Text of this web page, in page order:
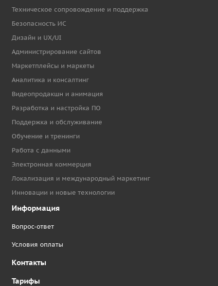
Техническое сопровождение и поддержка
Безопасность ИС
Дизайн и UX/UI
Администрирование сайтов
Маркетплейсы и маркеты
Аналитика и консалтинг
Видеопродакшн и анимация
Разработка и настройка ПО
Поддержка и обслуживание
Обучение и тренинги
Работа с данными
Электронная коммерция
Локализация и международный маркетинг
Инновации и новые технологии
Информация
Вопрос-ответ
Условия оплаты
Контакты
Тарифы